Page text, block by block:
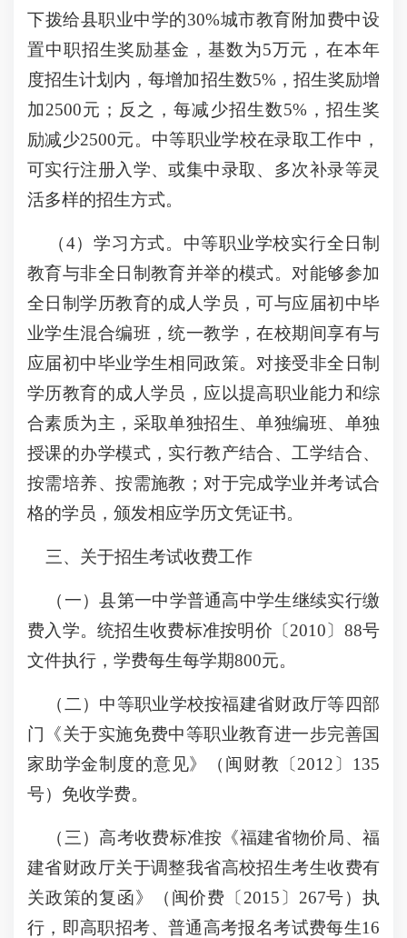
下拨给县职业中学的30%城市教育附加费中设
置中职招生奖励基金，基数为5万元，在本年
度招生计划内，每增加招生数5%，招生奖励增
加2500元；反之，每减少招生数5%，招生奖
励减少2500元。中等职业学校在录取工作中，
可实行注册入学、或集中录取、多次补录等灵
活多样的招生方式。
（4）学习方式。中等职业学校实行全日制
教育与非全日制教育并举的模式。对能够参加
全日制学历教育的成人学员，可与应届初中毕
业学生混合编班，统一教学，在校期间享有与
应届初中毕业学生相同政策。对接受非全日制
学历教育的成人学员，应以提高职业能力和综
合素质为主，采取单独招生、单独编班、单独
授课的办学模式，实行教产结合、工学结合、
按需培养、按需施教；对于完成学业并考试合
格的学员，颁发相应学历文凭证书。
三、关于招生考试收费工作
（一）县第一中学普通高中学生继续实行缴
费入学。统招生收费标准按明价〔2010〕88号
文件执行，学费每生每学期800元。
（二）中等职业学校按福建省财政厅等四部
门《关于实施免费中等职业教育进一步完善国
家助学金制度的意见》（闽财教〔2012〕135
号）免收学费。
（三）高考收费标准按《福建省物价局、福
建省财政厅关于调整我省高校招生考生收费有
关政策的复函》（闽价费〔2015〕267号）执
行，即高职招考、普通高考报名考试费每生16